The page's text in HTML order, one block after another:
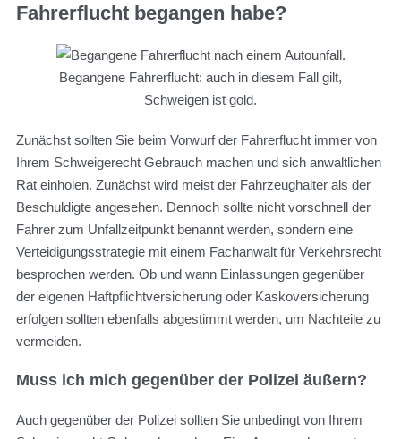
Fahrerflucht begangen habe?
Begangene Fahrerflucht: auch in diesem Fall gilt,
Schweigen ist gold.
Zunächst sollten Sie beim Vorwurf der Fahrerflucht immer von
Ihrem Schweigerecht Gebrauch machen und sich anwaltlichen
Rat einholen. Zunächst wird meist der Fahrzeughalter als der
Beschuldigte angesehen. Dennoch sollte nicht vorschnell der
Fahrer zum Unfallzeitpunkt benannt werden, sondern eine
Verteidigungsstrategie mit einem Fachanwalt für Verkehrsrecht
besprochen werden. Ob und wann Einlassungen gegenüber
der eigenen Haftpflichtversicherung oder Kaskoversicherung
erfolgen sollten ebenfalls abgestimmt werden, um Nachteile zu
vermeiden.
Muss ich mich gegenüber der Polizei äußern?
Auch gegenüber der Polizei sollten Sie unbedingt von Ihrem